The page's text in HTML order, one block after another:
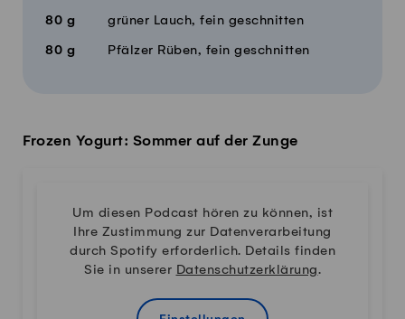
80 g grüner Lauch, fein geschnitten
80 g Pfälzer Rüben, fein geschnitten
Frozen Yogurt: Sommer auf der Zunge
Um diesen Podcast hören zu können, ist
Ihre Zustimmung zur Datenverarbeitung
durch Spotify erforderlich. Details finden
Sie in unserer Datenschutzerklärung.